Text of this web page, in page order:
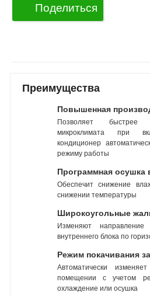
Поделиться
Преимущества
Повышенная
Позволяет быстрее
микроклимата при
кондиционер
режиму работы
Программная осушка
Обеспечит снижение
снижении температуры
Широкоугольные
Изменяют
внутреннего блока по
Режим покачивания
Автоматически
помещении с учетом
охлаждение или осушка